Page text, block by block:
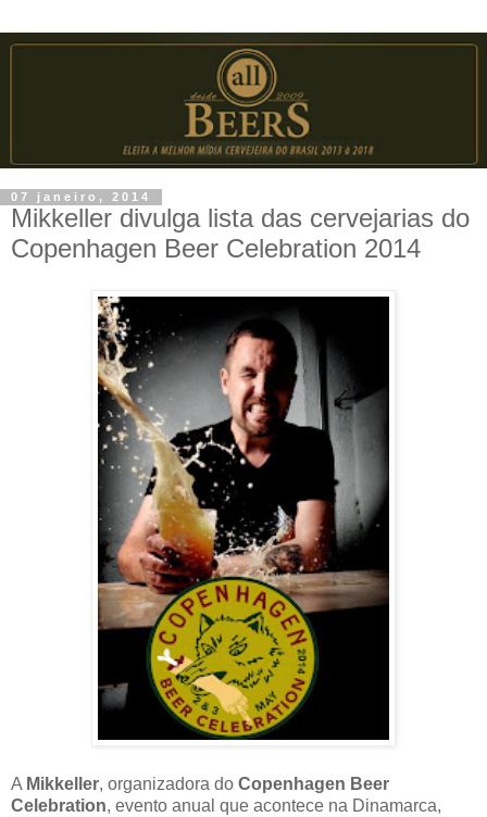
07 janeiro, 2014
Mikkeller divulga lista das cervejarias do
Copenhagen Beer Celebration 2014
A Mikkeller, organizadora do Copenhagen Beer
Celebration, evento anual que acontece na Dinamarca,